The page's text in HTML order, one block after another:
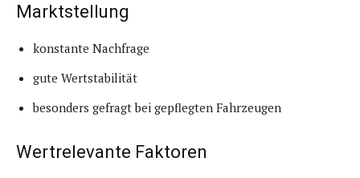
Marktstellung
konstante Nachfrage
gute Wertstabilität
besonders gefragt bei gepflegten Fahrzeugen
Wertrelevante Faktoren